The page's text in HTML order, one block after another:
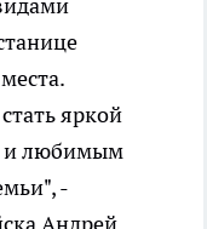
яркой
и любимым
-